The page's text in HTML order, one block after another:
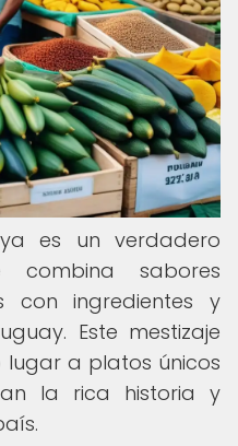
es un verdadero
combina sabores
con ingredientes y
Este mestizaje
a platos únicos
la rica historia y